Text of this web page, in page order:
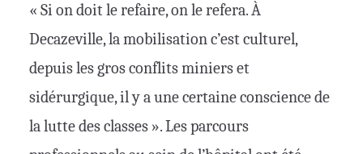
« Si on doit le refaire, on le refera. À
Decazeville, la mobilisation c’est culturel,
depuis les gros conflits miniers et
sidérurgique, il y a une certaine conscience de
la lutte des classes ». Les parcours